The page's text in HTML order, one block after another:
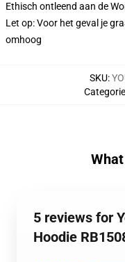
Ethisch ontleend aan de
Let op: Voor het geval je
omhoog
SKU:
5 reviews for
Hoodie